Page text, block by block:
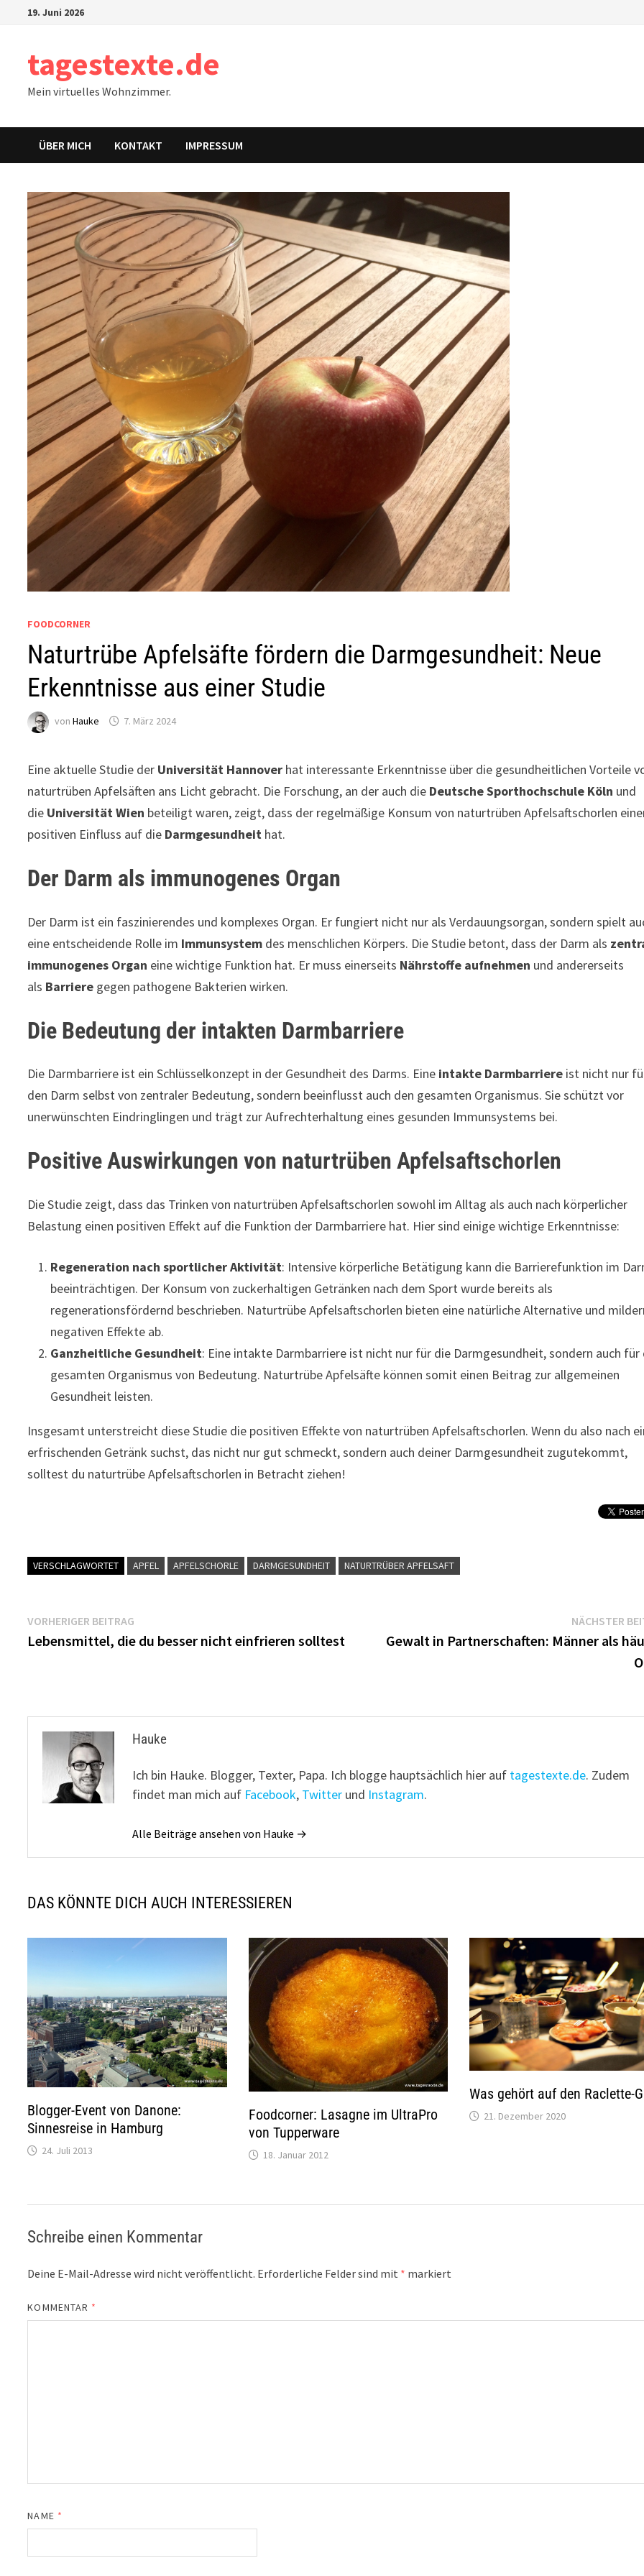
19. Juni 2026
tagestexte.de
Mein virtuelles Wohnzimmer.
ÜBER MICH KONTAKT IMPRESSUM
FOODCORNER
Naturtrübe Apfelsäfte fördern die Darmgesundheit: Neue
Erkenntnisse aus einer Studie
vonHauke 7. März 2024
Eine aktuelle Studie der Universität Hannover hat interessante Erkenntnisse über die gesundheitlichen Vorteile
naturtrüben Apfelsäften ans Licht gebracht. Die Forschung, an der auch die Deutsche Sporthochschule Köln und
die Universität Wien beteiligt waren, zeigt, dass der regelmäßige Konsum von naturtrüben Apfelsaftschorlen
positiven Einfluss auf die Darmgesundheit hat.
Der Darm als immunogenes Organ
Der Darm ist ein faszinierendes und komplexes Organ. Er fungiert nicht nur als Verdauungsorgan, sondern spielt
eine entscheidende Rolle im Immunsystem des menschlichen Körpers. Die Studie betont, dass der Darm als
immunogenes Organ eine wichtige Funktion hat. Er muss einerseits Nährstoffe aufnehmen und andererseits
als Barriere gegen pathogene Bakterien wirken.
Die Bedeutung der intakten Darmbarriere
Die Darmbarriere ist ein Schlüsselkonzept in der Gesundheit des Darms. Eine intakte Darmbarriere ist nicht nur
den Darm selbst von zentraler Bedeutung, sondern beeinflusst auch den gesamten Organismus. Sie schützt vor
unerwünschten Eindringlingen und trägt zur Aufrechterhaltung eines gesunden Immunsystems bei.
Positive Auswirkungen von naturtrüben Apfelsaftschorlen
Die Studie zeigt, dass das Trinken von naturtrüben Apfelsaftschorlen sowohl im Alltag als auch nach körperlicher
Belastung einen positiven Effekt auf die Funktion der Darmbarriere hat. Hier sind einige wichtige Erkenntnisse:
Regeneration nach sportlicher Aktivität: Intensive körperliche Betätigung kann die Barrierefunktion im
beeinträchtigen. Der Konsum von zuckerhaltigen Getränken nach dem Sport wurde bereits als
regenerationsfördernd beschrieben. Naturtrübe Apfelsaftschorlen bieten eine natürliche Alternative und
negativen Effekte ab.
Ganzheitliche Gesundheit: Eine intakte Darmbarriere ist nicht nur für die Darmgesundheit, sondern auch für
gesamten Organismus von Bedeutung. Naturtrübe Apfelsäfte können somit einen Beitrag zur allgemeinen
Gesundheit leisten.
Insgesamt unterstreicht diese Studie die positiven Effekte von naturtrüben Apfelsaftschorlen. Wenn du also nach
erfrischenden Getränk suchst, das nicht nur gut schmeckt, sondern auch deiner Darmgesundheit zugutekommt,
solltest du naturtrübe Apfelsaftschorlen in Betracht ziehen!
VERSCHLAGWORTET APFEL APFELSCHORLE DARMGESUNDHEIT NATURTRÜBER APFELSAFT
Beitragsnavigation
VORHERIGER BEITRAG
Beitrag:
Lebensmittel, die du besser nicht einfrieren solltest
NÄCHSTER
Gewalt in Partnerschaften: Männer als
Hauke
Ich bin Hauke. Blogger, Texter, Papa. Ich blogge hauptsächlich hier auf tagestexte.de. Zudem
findet man mich auf Facebook, Twitter und Instagram.
Alle Beiträge ansehen von Hauke →
DAS KÖNNTE DICH AUCH INTERESSIEREN
Blogger-Event von Danone:
Sinnesreise in Hamburg
24. Juli 2013
Foodcorner: Lasagne im UltraPro
von Tupperware
18. Januar 2012
Was gehört auf den Raclette-
21. Dezember 2020
Schreibe einen Kommentar
Deine E-Mail-Adresse wird nicht veröffentlicht. Erforderliche Felder sind mit * markiert
KOMMENTAR *
NAME *